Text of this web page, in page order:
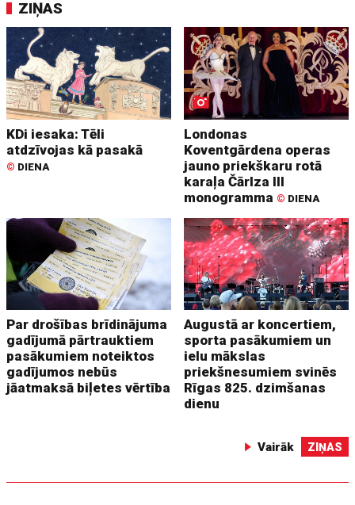
ZIŅAS
KDi iesaka: Tēli
atdzīvojas kā pasakā
© DIENA
Londonas
Koventgārdena operas
jauno priekškaru rotā
karaļa Čārlza III
monogramma © DIENA
Par drošības brīdinājuma
gadījumā pārtrauktiem
pasākumiem noteiktos
gadījumos nebūs
jāatmaksā biļetes vērtība
Augustā ar koncertiem,
sporta pasākumiem un
ielu mākslas
priekšnesumiem svinēs
Rīgas 825. dzimšanas
dienu
Vairāk ZIŅAS